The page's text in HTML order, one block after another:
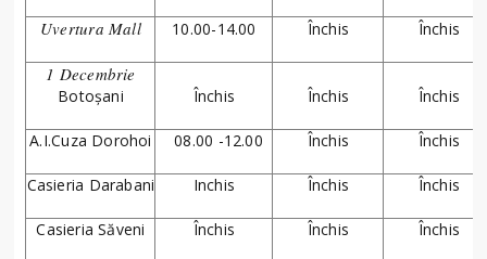
Uvertura Mall 10.00-14.00 Închis Închis
1 Decembrie
Botoșani Închis Închis Închis
A.I.Cuza Dorohoi 08.00 -12.00 Închis Închis
Casieria Darabani Inchis Închis Închis
Casieria Săveni Închis Închis Închis